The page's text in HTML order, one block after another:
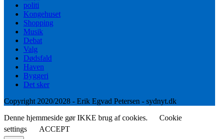
politi
Kongehuset
Shopping
Musik
Debat
Valg
Dødsfald
Haven
Byggeri
Det sker
Copyright 2020/2028 - Erik Egvad Petersen - sydnyt.dk
Denne hjemmeside gør IKKE brug af cookies.
Cookie
settings
ACCEPT